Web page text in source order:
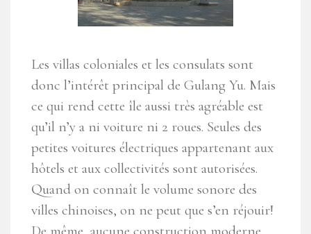
Les villas coloniales et les consulats sont
donc l’intérêt principal de Gulang Yu. Mais
ce qui rend cette île aussi très agréable est
qu’il n’y a ni voiture ni 2 roues. Seules des
petites voitures électriques appartenant aux
hôtels et aux collectivités sont autorisées.
Quand on connaît le volume sonore des
villes chinoises, on ne peut que s’en réjouir!